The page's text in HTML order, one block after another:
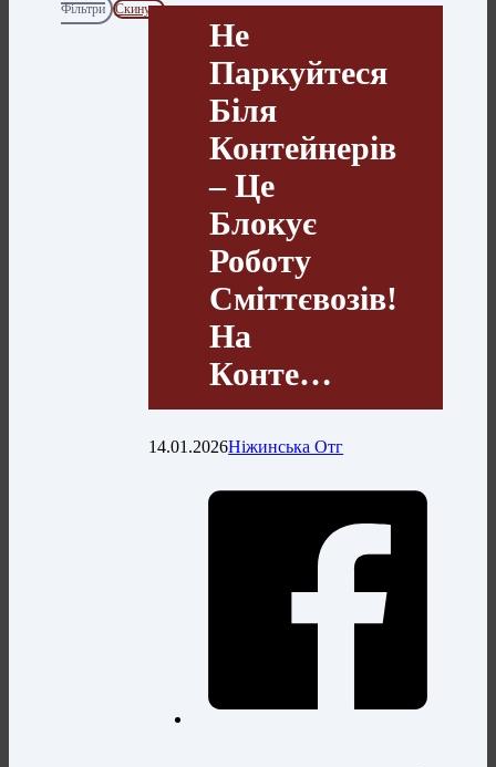
Фільтри
Скинути
‍Не
Паркуйтеся
Біля
Контейнерів
– Це
Блокує
Роботу
Сміттєвозів!
На
Конте…
14.01.2026Ніжинська Отг